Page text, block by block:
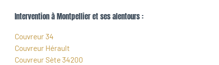
Intervention à Montpellier et ses alentours :
Couvreur 34
Couvreur Hérault
Couvreur Sète 34200